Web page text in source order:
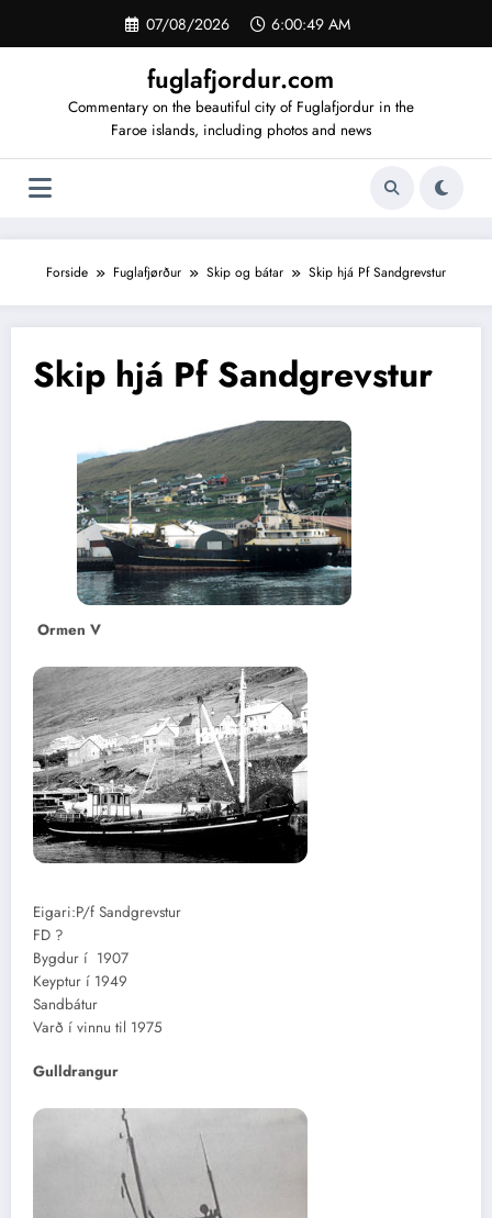
indhold
07/08/2026 6:00:50 AM
fuglafjordur.com
Commentary on the beautiful city of Fuglafjordur in the
Faroe islands, including photos and news
Forside Fuglafjørður Skip og bátar Skip hjá Pf Sandgrevstur
Skip hjá Pf Sandgrevstur
Ormen V
Eigari:P/f Sandgrevstur
FD ?
Bygdur í 1907
Keyptur í 1949
Sandbátur
Varð í vinnu til 1975
Gulldrangur